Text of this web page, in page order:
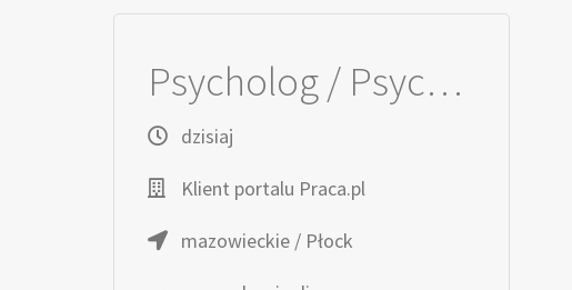
Psycholog / Psycholożka dzieci i młodzieży
dzisiaj
Klient portalu Praca.pl
mazowieckie / Płock